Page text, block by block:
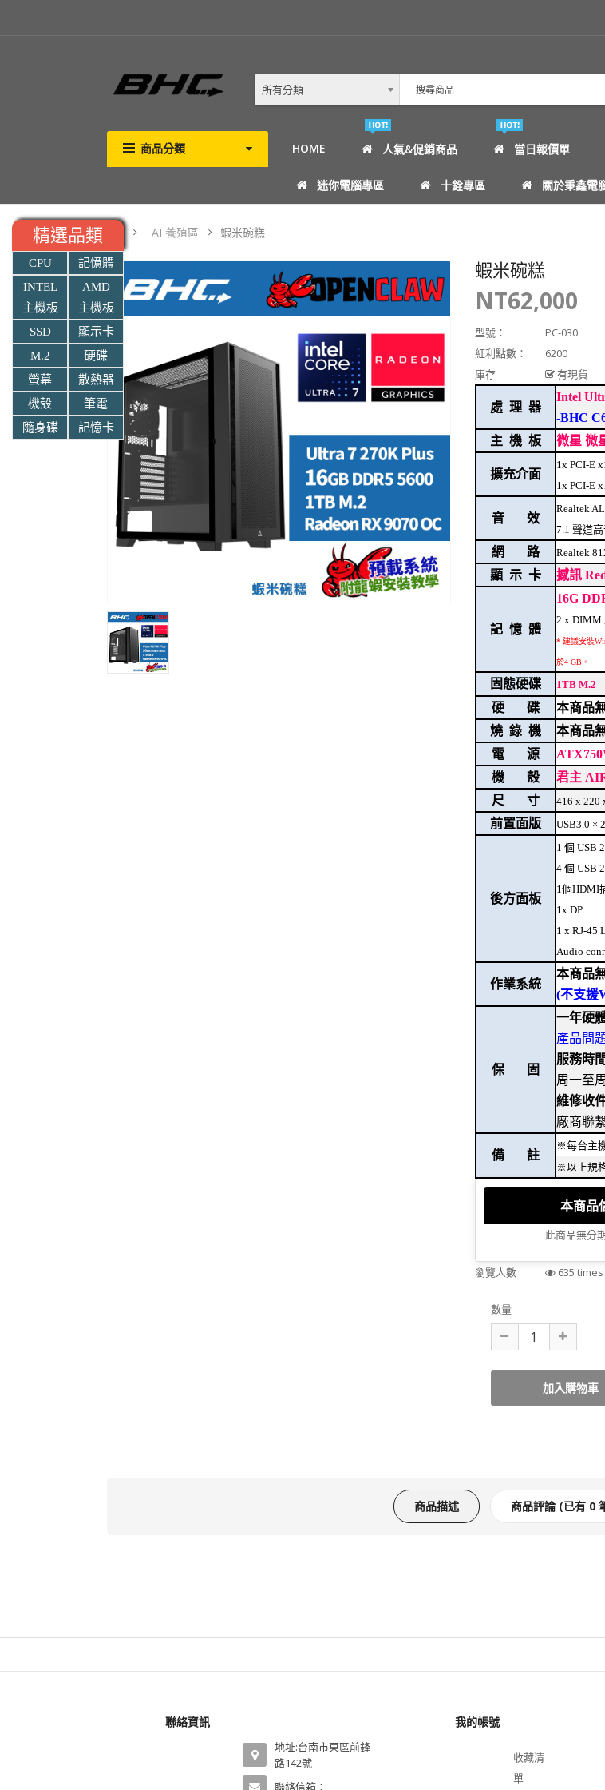
所有分類
商品分類 HOME 人氣&促銷商品 當日報價單
迷你電腦專區 十銓專區 關於秉鑫電
AI 養殖區 蝦米碗糕
蝦米碗糕
NT62,000
型號：
PC-030
紅利點數：
6200
庫存
有現貨
處 理 器
Intel
-BHC
主 機 板
微星 微
擴充介面
1x PCI-E
1x PCI-E
音 效
Realtek
7.1 聲道
網 路 Realtek
顯 示 卡 撼訊
記 憶 體
16G
2 x DIMM
* 建議安裝
於4 GB。
固態硬碟 1TB M.2
硬 碟 本商品
燒 錄 機
本商品
電 源
機 殼
君主
尺 寸
416 x 220
前置面版 USB3.0 ×
後方面板
1 個 USB
4 個 USB
1個HDMI
1x DP
1 x RJ-45
Audio
作業系統
本商品
(不支援
保 固
一年硬
產品問
服務時
周一至
維修收
廠商聯
備 註
※每台主
※以上規
本商品
此商品無分
瀏覽人數 635 times
數量
精選品類
CPU
記憶體
INTEL
主機板
AMD
主機板
SSD
顯示卡
M.2
硬碟
螢幕
散熱器
機殼
筆電
隨身碟
記憶卡
商品描述 商品評論 (已有 0
聯絡資訊
地址:台南市東區前鋒
路142號
聯絡信箱：
我的帳號
收藏清
單